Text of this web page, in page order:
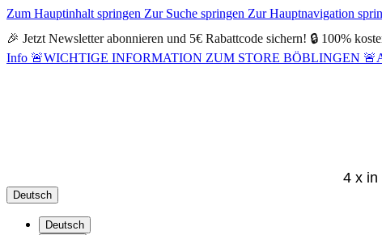
Zum Hauptinhalt springen Zur Suche springen Zur Hauptnavigation
🎉 Jetzt Newsletter abonnieren und 5€ Rabattcode sichern! 🔒 100%
Info 🚨WICHTIGE INFORMATION ZUM STORE BÖBLINGEN
4 x in
Deutsch
Deutsch